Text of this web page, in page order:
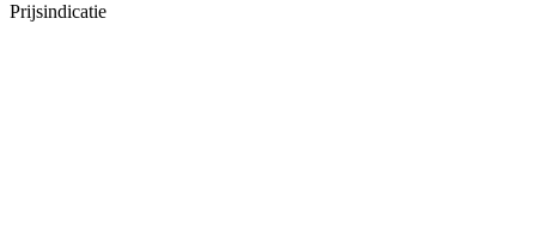
Prijsindicatie